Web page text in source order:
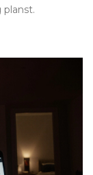
planst.